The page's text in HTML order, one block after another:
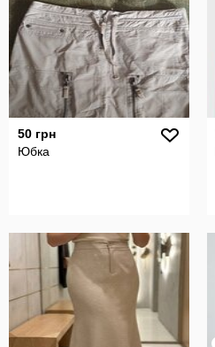
50 грн
Юбка